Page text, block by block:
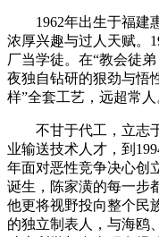
1962年出生于福建
浓厚兴趣与过人天赋。
厂当学徒。在“教会徒
夜独自钻研的狠劲与悟
样”全套工艺，远超常人
不甘于代工，立志
业输送技术人才，到
年面对恶性竞争决心创
诞生，陈家潢的每一步
他更将视野投向整个民
的独立制表人，与海鸥